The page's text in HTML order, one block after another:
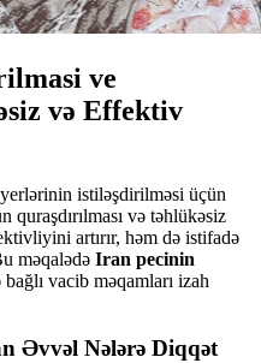
ve
və Effektiv
istiləşdirilməsi üçün
quraşdırılması və təhlükəsiz
artırır, həm də istifadə
məqalədə Iran pecinin
bağlı vacib məqamları izah
Əvvəl Nələrə Diqqət